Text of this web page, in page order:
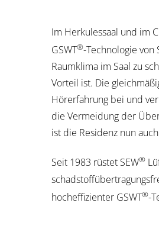
Im Herkulessaal und im
GSWT®-Technologie von
Raumklima im Saal zu
Vorteil ist. Die
Hörerfahrung bei und
die Vermeidung der
ist die Residenz nun
Seit 1983 rüstet SEW®
hocheffizienter GSWT®-